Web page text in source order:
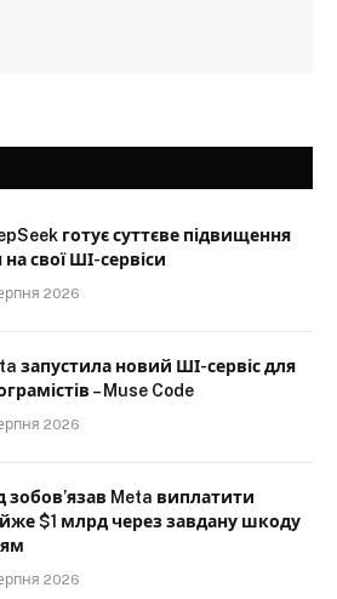
готує суттєве підвищення
на свої ШІ-сервіси
2026
запустила новий ШІ-сервіс для
– Muse Code
2026
зобов’язав Meta виплатити
$1 млрд через завдану шкоду
2026